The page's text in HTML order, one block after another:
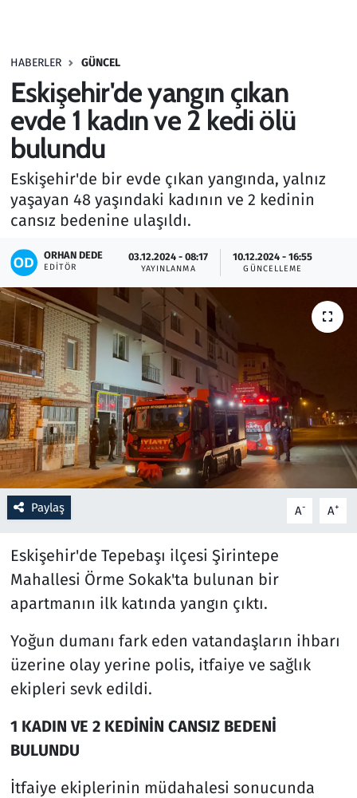
HABERLER GÜNCEL
Eskişehir'de yangın çıkan
evde 1 kadın ve 2 kedi ölü
bulundu
Eskişehir'de bir evde çıkan yangında, yalnız
yaşayan 48 yaşındaki kadının ve 2 kedinin
cansız bedenine ulaşıldı.
ORHAN DEDE
EDITÖR
03.12.2024 - 08:17
YAYINLANMA
10.12.2024 - 16:55
GÜNCELLEME
Paylaş A- A+
Eskişehir'de Tepebaşı ilçesi Şirintepe
Mahallesi Örme Sokak'ta bulunan bir
apartmanın ilk katında yangın çıktı.
Yoğun dumanı fark eden vatandaşların ihbarı
üzerine olay yerine polis, itfaiye ve sağlık
ekipleri sevk edildi.
1 KADIN VE 2 KEDİNİN CANSIZ BEDENİ
BULUNDU
İtfaiye ekiplerinin müdahalesi sonucunda
Haber
Kültür Sanat
Kurumsal Haberler
Lezzet Durağı
Memur ve Kamu
Otomobil
Oyun
Ramazan
Resmi İlanlar
Rüya Tabirleri
Sağlık
Savunma Sanayi
Seçim 2023
Spor
Teknoloji ve Bilim
Televizyon